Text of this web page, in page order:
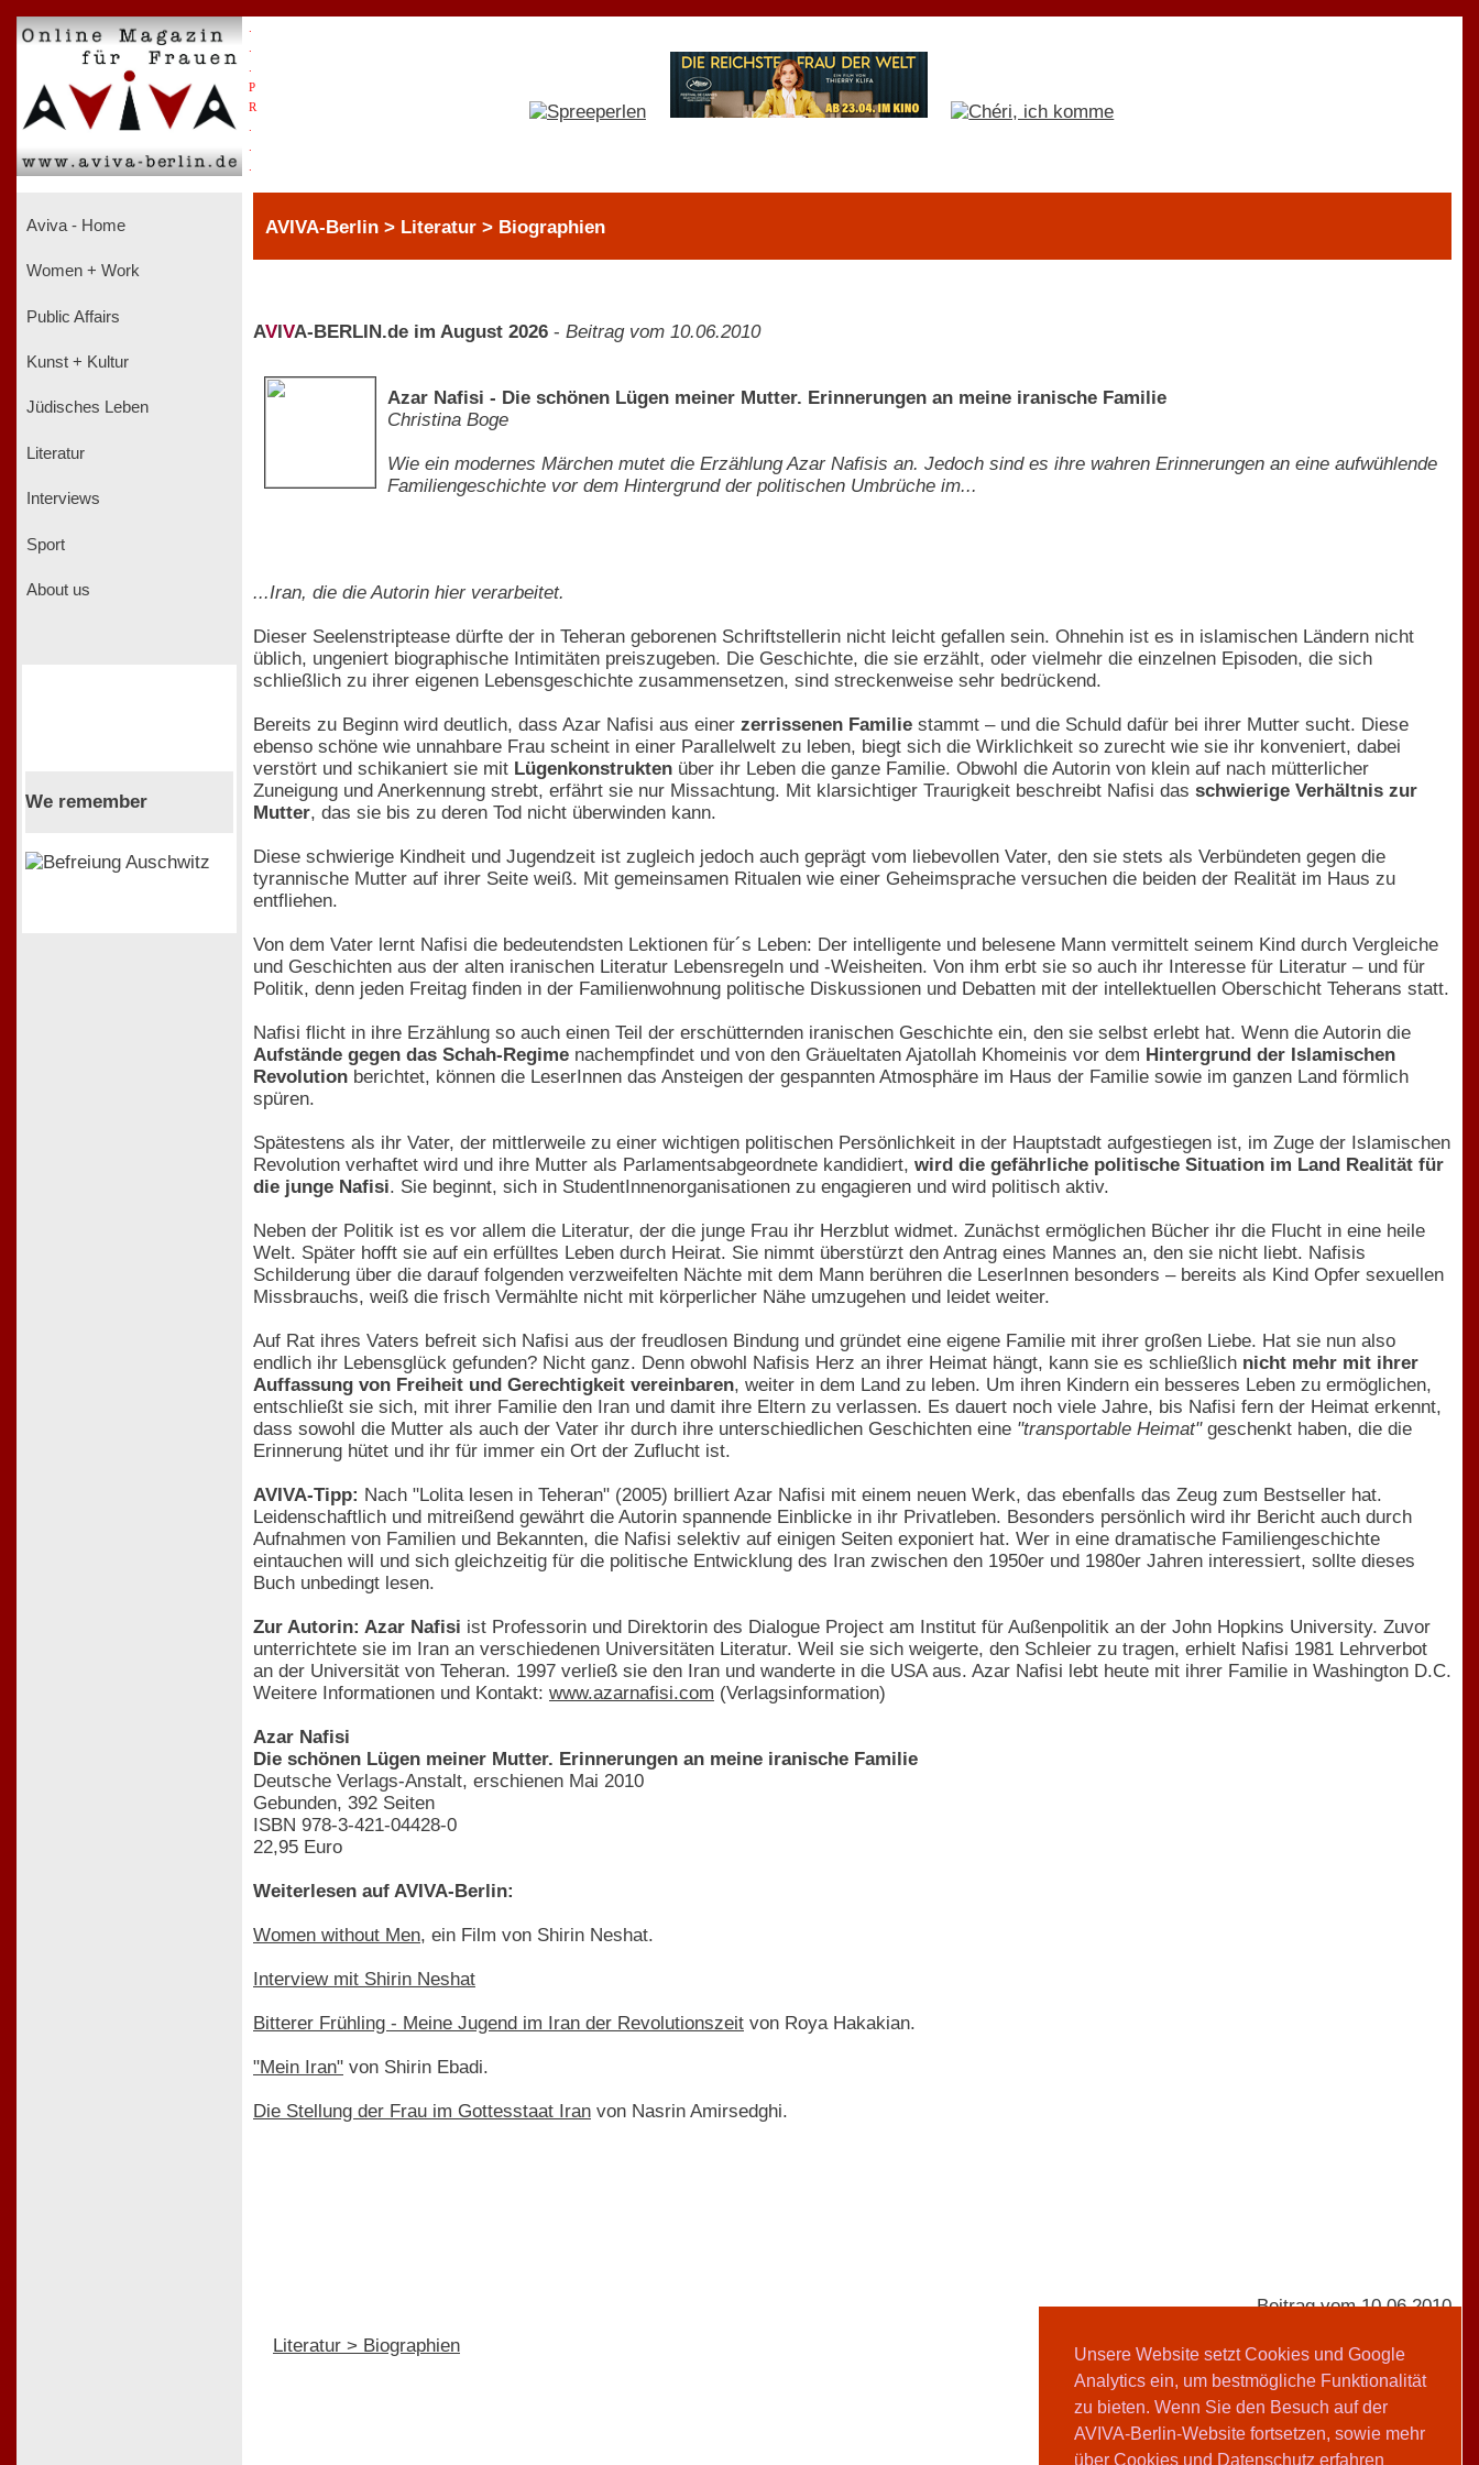
Unsere Website setzt Cookies und Google
Analytics ein, um bestmögliche Funktionalität
zu bieten. Wenn Sie den Besuch auf der
AVIVA-Berlin-Website fortsetzen, sowie mehr
über Cookies und Datenschutz erfahren
P
R
Aviva - Home
Women + Work
Public Affairs
Kunst + Kultur
Jüdisches Leben
Literatur
Interviews
Sport
About us
We remember
AVIVA-Berlin > Literatur > Biographien
AV VA-BERLIN.de im August 2026 - Beitrag vom 10.06.2010
Azar Nafisi - Die schönen Lügen meiner Mutter. Erinnerungen an meine iranische Familie
Christina Boge
Wie ein modernes Märchen mutet die Erzählung Azar Nafisis an. Jedoch sind es ihre wahren Erinnerungen an eine aufwühlende
Familiengeschichte vor dem Hintergrund der politischen Umbrüche im...
...Iran, die die Autorin hier verarbeitet.
Dieser Seelenstriptease dürfte der in Teheran geborenen Schriftstellerin nicht leicht gefallen sein. Ohnehin ist es in islamischen Ländern nicht
üblich, ungeniert biographische Intimitäten preiszugeben. Die Geschichte, die sie erzählt, oder vielmehr die einzelnen Episoden, die sich
schließlich zu ihrer eigenen Lebensgeschichte zusammensetzen, sind streckenweise sehr bedrückend.
Bereits zu Beginn wird deutlich, dass Azar Nafisi aus einer zerrissenen Familie stammt – und die Schuld dafür bei ihrer Mutter sucht. Diese
ebenso schöne wie unnahbare Frau scheint in einer Parallelwelt zu leben, biegt sich die Wirklichkeit so zurecht wie sie ihr konveniert, dabei
verstört und schikaniert sie mit Lügenkonstrukten über ihr Leben die ganze Familie. Obwohl die Autorin von klein auf nach mütterlicher
Zuneigung und Anerkennung strebt, erfährt sie nur Missachtung. Mit klarsichtiger Traurigkeit beschreibt Nafisi das schwierige Verhältnis zur
Mutter, das sie bis zu deren Tod nicht überwinden kann.
Diese schwierige Kindheit und Jugendzeit ist zugleich jedoch auch geprägt vom liebevollen Vater, den sie stets als Verbündeten gegen die
tyrannische Mutter auf ihrer Seite weiß. Mit gemeinsamen Ritualen wie einer Geheimsprache versuchen die beiden der Realität im Haus zu
entfliehen.
Von dem Vater lernt Nafisi die bedeutendsten Lektionen für´s Leben: Der intelligente und belesene Mann vermittelt seinem Kind durch Vergleiche
und Geschichten aus der alten iranischen Literatur Lebensregeln und -Weisheiten. Von ihm erbt sie so auch ihr Interesse für Literatur – und für
Politik, denn jeden Freitag finden in der Familienwohnung politische Diskussionen und Debatten mit der intellektuellen Oberschicht Teherans statt.
Nafisi flicht in ihre Erzählung so auch einen Teil der erschütternden iranischen Geschichte ein, den sie selbst erlebt hat. Wenn die Autorin die
Aufstände gegen das Schah-Regime nachempfindet und von den Gräueltaten Ajatollah Khomeinis vor dem Hintergrund der Islamischen
Revolution berichtet, können die LeserInnen das Ansteigen der gespannten Atmosphäre im Haus der Familie sowie im ganzen Land förmlich
spüren.
Spätestens als ihr Vater, der mittlerweile zu einer wichtigen politischen Persönlichkeit in der Hauptstadt aufgestiegen ist, im Zuge der Islamischen
Revolution verhaftet wird und ihre Mutter als Parlamentsabgeordnete kandidiert, wird die gefährliche politische Situation im Land Realität für
die junge Nafisi. Sie beginnt, sich in StudentInnenorganisationen zu engagieren und wird politisch aktiv.
Neben der Politik ist es vor allem die Literatur, der die junge Frau ihr Herzblut widmet. Zunächst ermöglichen Bücher ihr die Flucht in eine heile
Welt. Später hofft sie auf ein erfülltes Leben durch Heirat. Sie nimmt überstürzt den Antrag eines Mannes an, den sie nicht liebt. Nafisis
Schilderung über die darauf folgenden verzweifelten Nächte mit dem Mann berühren die LeserInnen besonders – bereits als Kind Opfer sexuellen
Missbrauchs, weiß die frisch Vermählte nicht mit körperlicher Nähe umzugehen und leidet weiter.
Auf Rat ihres Vaters befreit sich Nafisi aus der freudlosen Bindung und gründet eine eigene Familie mit ihrer großen Liebe. Hat sie nun also
endlich ihr Lebensglück gefunden? Nicht ganz. Denn obwohl Nafisis Herz an ihrer Heimat hängt, kann sie es schließlich nicht mehr mit ihrer
Auffassung von Freiheit und Gerechtigkeit vereinbaren, weiter in dem Land zu leben. Um ihren Kindern ein besseres Leben zu ermöglichen,
entschließt sie sich, mit ihrer Familie den Iran und damit ihre Eltern zu verlassen. Es dauert noch viele Jahre, bis Nafisi fern der Heimat erkennt,
dass sowohl die Mutter als auch der Vater ihr durch ihre unterschiedlichen Geschichten eine "transportable Heimat"geschenkt haben, die die
Erinnerung hütet und ihr für immer ein Ort der Zuflucht ist.
AVIVA-Tipp: Nach "Lolita lesen in Teheran" (2005) brilliert Azar Nafisi mit einem neuen Werk, das ebenfalls das Zeug zum Bestseller hat.
Leidenschaftlich und mitreißend gewährt die Autorin spannende Einblicke in ihr Privatleben. Besonders persönlich wird ihr Bericht auch durch
Aufnahmen von Familien und Bekannten, die Nafisi selektiv auf einigen Seiten exponiert hat. Wer in eine dramatische Familiengeschichte
eintauchen will und sich gleichzeitig für die politische Entwicklung des Iran zwischen den 1950er und 1980er Jahren interessiert, sollte dieses
Buch unbedingt lesen.
Zur Autorin: Azar Nafisi ist Professorin und Direktorin des Dialogue Project am Institut für Außenpolitik an der John Hopkins University. Zuvor
unterrichtete sie im Iran an verschiedenen Universitäten Literatur. Weil sie sich weigerte, den Schleier zu tragen, erhielt Nafisi 1981 Lehrverbot
an der Universität von Teheran. 1997 verließ sie den Iran und wanderte in die USA aus. Azar Nafisi lebt heute mit ihrer Familie in Washington D.C.
Weitere Informationen und Kontakt: www.azarnafisi.com (Verlagsinformation)
Azar Nafisi
Die schönen Lügen meiner Mutter. Erinnerungen an meine iranische Familie
Deutsche Verlags-Anstalt, erschienen Mai 2010
Gebunden, 392 Seiten
ISBN 978-3-421-04428-0
22,95 Euro
Weiterlesen auf AVIVA-Berlin:
Women without Men, ein Film von Shirin Neshat.
Interview mit Shirin Neshat
Bitterer Frühling - Meine Jugend im Iran der Revolutionszeit von Roya Hakakian.
"Mein Iran" von Shirin Ebadi.
Die Stellung der Frau im Gottesstaat Iran von Nasrin Amirsedghi.
Literatur > Biographien
Beitrag vom 10.06.2010
AVIVA-Redaktion
Teilen